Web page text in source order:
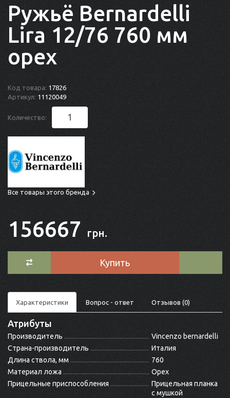
Ружьё Bernardelli
Lira 12/76 760 мм
орех
Код товара: 17826
Артикул: 11120049
Количество:
Все товары этого бренда
156667 грн.
Купить
Характеристики Вопрос - ответ Отзывов (0)
Атрибуты
Производитель
Vincenzo bernardelli
Страна-производитель
Италия
Длина ствола, мм
760
Материал ложа
Орех
Прицельные приспособления
Прицельная планка
с мушкой